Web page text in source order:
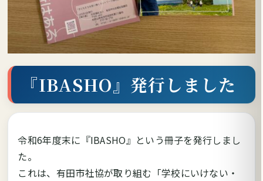
『IBASHO』発行しました
令和6年度末に『IBASHO』という冊子を発行しまし
た。
これは、有田市社協が取り組む「学校にいけない・